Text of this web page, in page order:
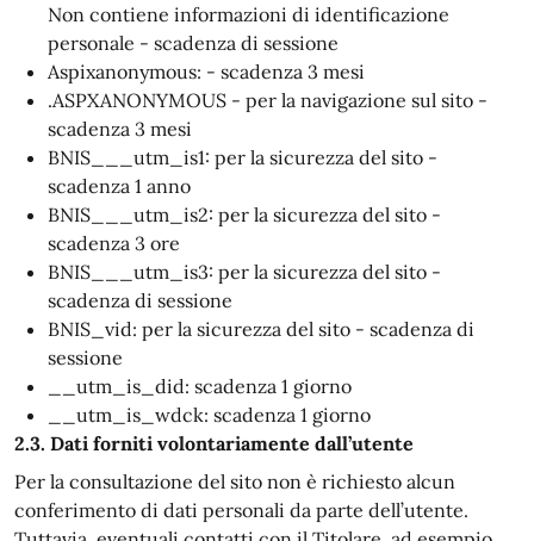
Non contiene informazioni di identificazione
personale - scadenza di sessione
Aspixanonymous: - scadenza 3 mesi
.ASPXANONYMOUS - per la navigazione sul sito -
scadenza 3 mesi
BNIS___utm_is1: per la sicurezza del sito -
scadenza 1 anno
BNIS___utm_is2: per la sicurezza del sito -
scadenza 3 ore
BNIS___utm_is3: per la sicurezza del sito -
scadenza di sessione
BNIS_vid: per la sicurezza del sito - scadenza di
sessione
__utm_is_did: scadenza 1 giorno
__utm_is_wdck: scadenza 1 giorno
2.3. Dati forniti volontariamente dall’utente
Per la consultazione del sito non è richiesto alcun
conferimento di dati personali da parte dell’utente.